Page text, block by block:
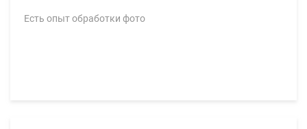
Есть опыт обработки фото